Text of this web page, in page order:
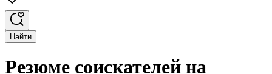
Найти
Резюме соискателей на